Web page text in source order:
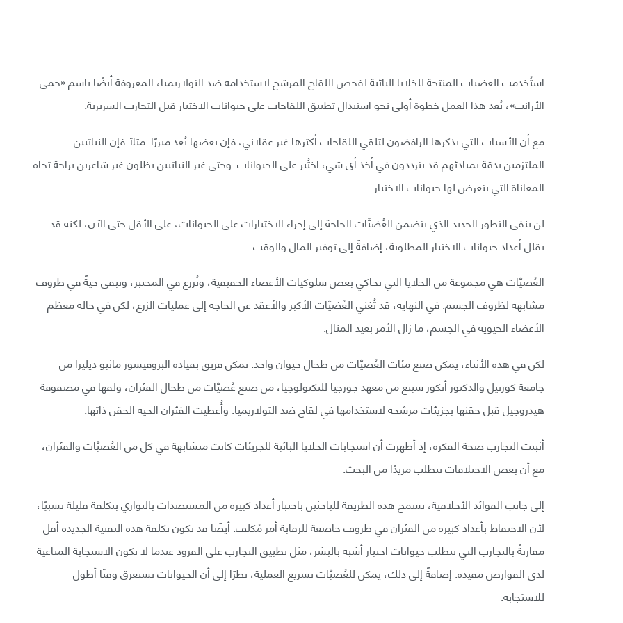
استُخدمت العضيات المنتجة للخلايا البائية لفحص اللقاح المرشح لاستخدامه ضد التولاريميا، المعروفة أيضًا باسم «حمى
الأرانب»، يُعد هذا العمل خطوة أولى نحو استبدال تطبيق اللقاحات على حيوانات الاختبار قبل التجارب السريرية.
مع أن الأسباب التي يذكرها الرافضون لتلقي اللقاحات أكثرها غير عقلاني، فإن بعضها يُعد مبررًا. مثلًا فإن النباتيين
الملتزمين بدقة بمبادئهم قد يترددون في أخذ أي شيء اختُبر على الحيوانات. وحتى غير النباتيين يظلون غير شاعرين براحة تجاه
المعاناة التي يتعرض لها حيوانات الاختبار.
لن ينفي التطور الجديد الذي يتضمن العُضيَّات الحاجة إلى إجراء الاختبارات على الحيوانات، على الأقل حتى الآن، لكنه قد
يقلل أعداد حيوانات الاختبار المطلوبة، إضافةً إلى توفير المال والوقت.
العُضيَّات هي مجموعة من الخلايا التي تحاكي بعض سلوكيات الأعضاء الحقيقية، وتُزرع في المختبر، وتبقى حيةً في ظروف
مشابهة لظروف الجسم. في النهاية، قد تُغني العُضيَّات الأكبر والأعقد عن الحاجة إلى عمليات الزرع، لكن في حالة معظم
الأعضاء الحيوية في الجسم، ما زال الأمر بعيد المنال.
لكن في هذه الأثناء، يمكن صنع مئات العُضيَّات من طحال حيوان واحد. تمكن فريق بقيادة البروفيسور ماثيو ديليزا من
جامعة كورنيل والدكتور أنكور سينغ من معهد جورجيا للتكنولوجيا، من صنع عُضيَّات من طحال الفئران، ولفها في مصفوفة
هيدروجيل قبل حقنها بجزيئات مرشحة لاستخدامها في لقاح ضد التولاريميا. وأُعطيت الفئران الحية الحقن ذاتها.
أثبتت التجارب صحة الفكرة، إذ أظهرت أن استجابات الخلايا البائية للجزيئات كانت متشابهة في كل من العُضيَّات والفئران،
مع أن بعض الاختلافات تتطلب مزيدًا من البحث.
إلى جانب الفوائد الأخلاقية، تسمح هذه الطريقة للباحثين باختبار أعداد كبيرة من المستضدات بالتوازي بتكلفة قليلة نسبيًا،
لأن الاحتفاظ بأعداد كبيرة من الفئران في ظروف خاضعة للرقابة أمر مُكلف. أيضًا قد تكون تكلفة هذه التقنية الجديدة أقل
مقارنةً بالتجارب التي تتطلب حيوانات اختبار أشبه بالبشر، مثل تطبيق التجارب على القرود عندما لا تكون الاستجابة المناعية
لدى القوارض مفيدة. إضافةً إلى ذلك، يمكن للعُضيَّات تسريع العملية، نظرًا إلى أن الحيوانات تستغرق وقتًا أطول
للاستجابة.